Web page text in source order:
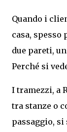
Quando i
casa,
due pareti,
Perché si
I tramezzi, a
tra stanze o
passaggio,